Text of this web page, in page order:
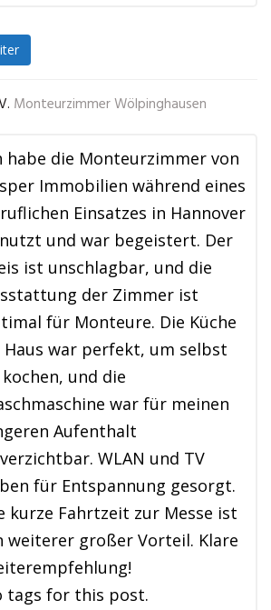
Monteurzimmer Wölpinghausen
habe die Monteurzimmer von
Immobilien während eines
Einsatzes in Hannover
und war begeistert. Der
ist unschlagbar, und die
der Zimmer ist
für Monteure. Die Küche
Haus war perfekt, um selbst
und die
war für meinen
Aufenthalt
WLAN und TV
für Entspannung gesorgt.
kurze Fahrtzeit zur Messe ist
weiterer großer Vorteil. Klare
tags for this post.